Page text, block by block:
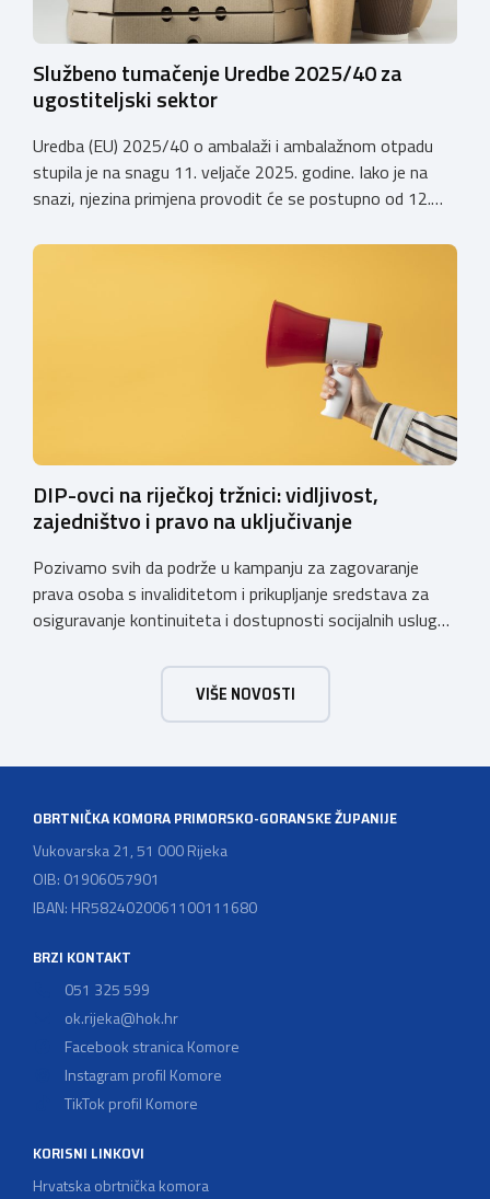
Službeno tumačenje Uredbe 2025/40 za
ugostiteljski sektor
Uredba (EU) 2025/40 o ambalaži i ambalažnom otpadu
stupila je na snagu 11. veljače 2025. godine. Iako je na
snazi, njezina primjena provodit će se postupno od 12.
zatražila je od Ministarstva zaštite okoliša i zelene
ugostiteljski sektor. Tumačenje prenosimo u cijelosti: […]
DIP-ovci na riječkoj tržnici: vidljivost,
zajedništvo i pravo na uključivanje
Pozivamo svih da podrže u kampanju za zagovaranje
prava osoba s invaliditetom i prikupljanje sredstava za
osiguravanje kontinuiteta i dostupnosti socijalnih usluga
rijeckoj-trznici-vidljivost-zajednistvo-i-pravo-na-
ukljucivanje-u-ponedjeljek-18-svibnja-i-cetvrtak-23-
travnja-9-30-12-30h U samom srcu Rijeke, na glavnoj
pokazali da osobe s invaliditetom […]
VIŠE NOVOSTI
OBRTNIČKA KOMORA PRIMORSKO-GORANSKE ŽUPANIJE
Vukovarska 21, 51 000 Rijeka
OIB: 01906057901
IBAN: HR5824020061100111680
BRZI KONTAKT
051 325 599
ok.rijeka@hok.hr
Facebook stranica Komore
Instagram profil Komore
TikTok profil Komore
KORISNI LINKOVI
Hrvatska obrtnička komora